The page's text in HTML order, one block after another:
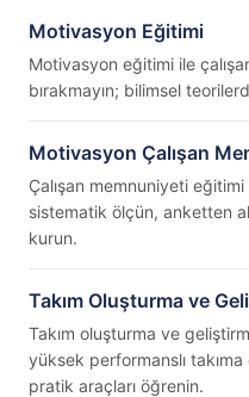
Motivasyon Eğitimi
Motivasyon eğitimi ile
bırakmayın; bilimsel
Motivasyon Çalışan
Çalışan memnuniyeti eğitimi
sistematik ölçün, anketten
kurun.
Takım Oluşturma ve
Takım oluşturma ve
yüksek performanslı
pratik araçları öğrenin.